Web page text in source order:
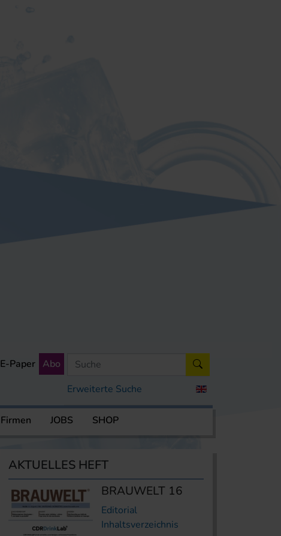
Erweiterte Suche
E-Paper Abo
Firmen JOBS SHOP
AKTUELLES HEFT
BRAUWELT 16
Editorial
Inhaltsverzeichnis